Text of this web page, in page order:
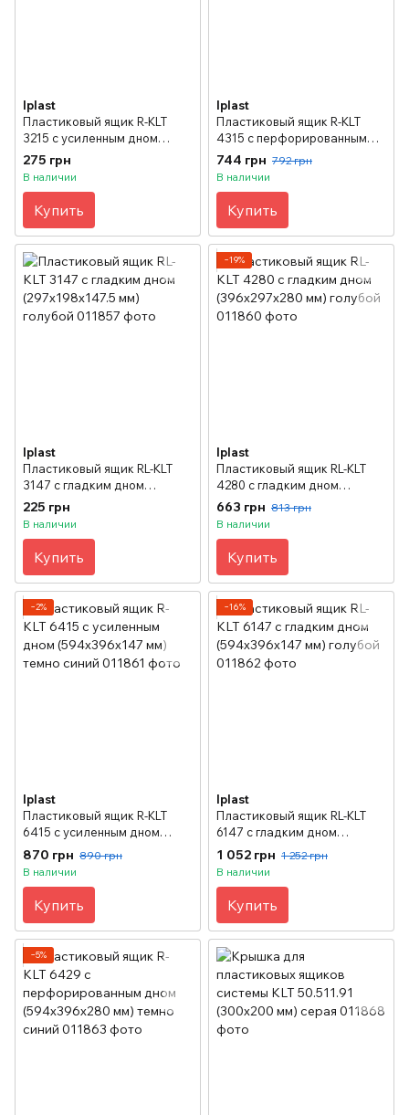
Iplast
Пластиковый ящик R-KLT
3215 с усиленным дном
(297х198х147.5 мм) темно
синий
275 грн
В наличии
Купить
Iplast
Пластиковый ящик R-KLT
4315 с перфорированным
дном (396х297х147.5 мм)
темно синий
744 грн 792 грн
В наличии
Купить
Iplast
Пластиковый ящик RL-KLT
3147 с гладким дном
(297х198х147.5 мм) голубой
225 грн
В наличии
Купить
−19%
Iplast
Пластиковый ящик RL-KLT
4280 с гладким дном
(396х297х280 мм) голубой
663 грн 813 грн
В наличии
Купить
−2%
Iplast
Пластиковый ящик R-KLT
6415 с усиленным дном
(594х396х147 мм) темно
синий
870 грн 890 грн
В наличии
Купить
−16%
Iplast
Пластиковый ящик RL-KLT
6147 с гладким дном
(594х396х147 мм) голубой
1 052 грн 1 252 грн
В наличии
Купить
−5%